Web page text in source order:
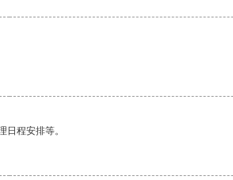
程安排等。